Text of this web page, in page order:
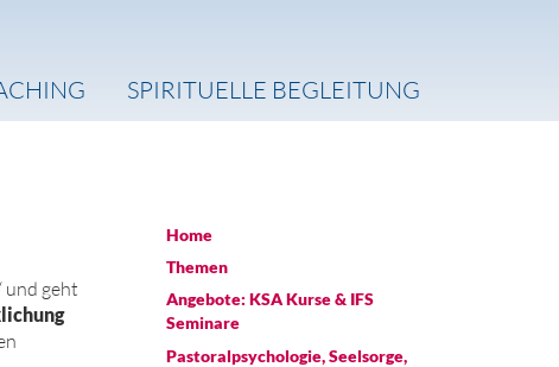
SPIRITUELLE BEGLEITUNG
und geht
Home
Themen
Angebote: KSA Kurse & IFS
Seminare
Pastoralpsychologie, Seelsorge,